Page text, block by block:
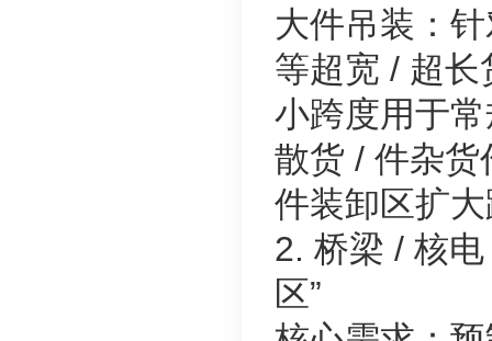
大件吊装：
等超宽 / 超长
小跨度用于
散货 / 件杂货
件装卸区扩
2. 桥梁 / 核
区”